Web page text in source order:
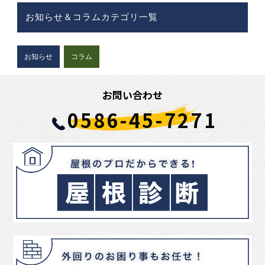
お知らせ＆コラムカテゴリ一覧
お知らせ コラム
お問い合わせ
0586-45-7271